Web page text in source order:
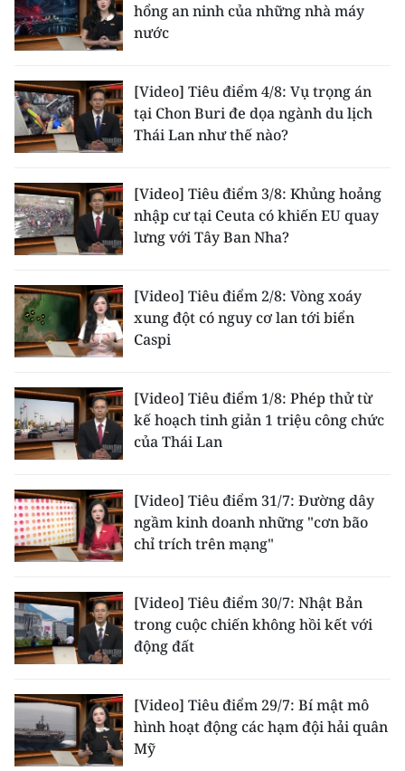
TIN ĐỊA PHƯƠNG
Đồng bằng sông Hồng
Bắc Trung Bộ
Duyên hải Nam Trung Bộ và Tây
Nguyên
Đông Nam Bộ
Đồng bằng sông Cửu Long
Chuyên trang Hà Nội
Chuyên trang TP. Hồ Chí Minh
CHUYÊN ĐỀ
CÁC CHUYÊN TRANG
VỀ BÁO NHÂN DÂN
THỜI NAY
NHÂN DÂN CUỐI TUẦN
NHÂN DÂN HẰNG THÁNG
ĐỌC BÁO IN
hổng an ninh của những nhà máy
nước
[Video] Tiêu điểm 4/8: Vụ trọng án
tại Chon Buri đe dọa ngành du lịch
Thái Lan như thế nào?
[Video] Tiêu điểm 3/8: Khủng hoảng
nhập cư tại Ceuta có khiến EU quay
lưng với Tây Ban Nha?
[Video] Tiêu điểm 2/8: Vòng xoáy
xung đột có nguy cơ lan tới biển
Caspi
[Video] Tiêu điểm 1/8: Phép thử từ
kế hoạch tinh giản 1 triệu công chức
của Thái Lan
[Video] Tiêu điểm 31/7: Đường dây
ngầm kinh doanh những "cơn bão
chỉ trích trên mạng"
[Video] Tiêu điểm 30/7: Nhật Bản
trong cuộc chiến không hồi kết với
động đất
[Video] Tiêu điểm 29/7: Bí mật mô
hình hoạt động các hạm đội hải quân
Mỹ